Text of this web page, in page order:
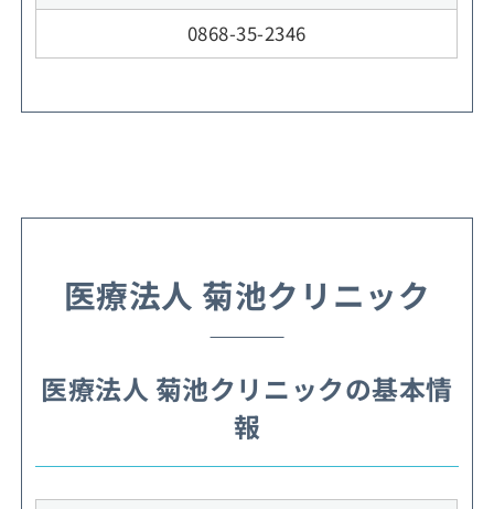
0868-35-2346
医療法人 菊池クリニック
医療法人 菊池クリニックの基本情
報